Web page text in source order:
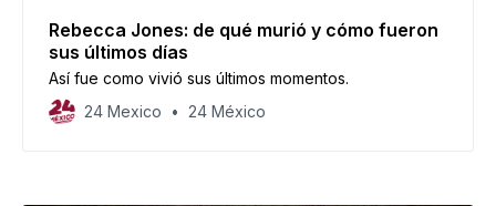
Rebecca Jones: de qué murió y cómo fueron
sus últimos días
Así fue como vivió sus últimos momentos.
24 Mexico
24 México